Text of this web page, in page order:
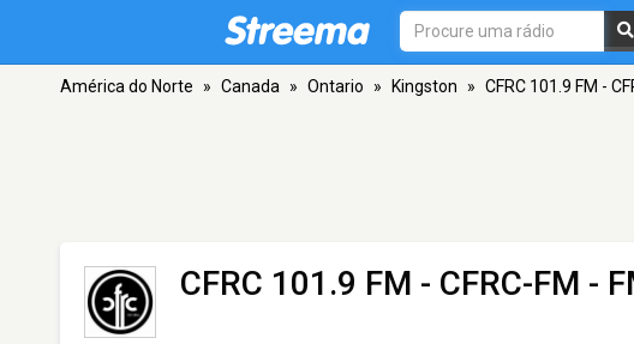
América do Norte » Canada » Ontario » Kingston » CFRC 101.9 FM -
CFRC 101.9 FM - CFRC-FM -